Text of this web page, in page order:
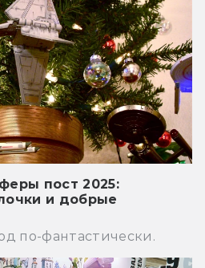
пост 2025:
и добрые
по-фантастически.